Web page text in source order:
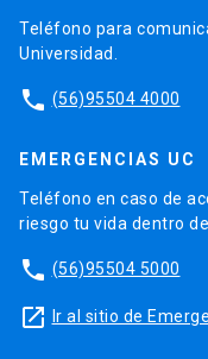
Teléfono para
Universidad.
phone (56)95504 4000
EMERGENCIAS UC
Teléfono en caso de
riesgo tu vida dentro
phone (56)95504 5000
launch Ir al sitio de